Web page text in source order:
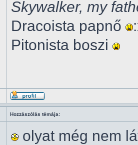
Skywalker, my
Dracoista papnő
Pitonista boszi
Hozzászólás témája:
olyat még nem